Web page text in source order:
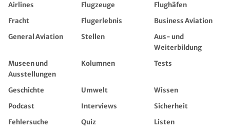
Airlines Flugzeuge
Flughäfen
Fracht
Flugerlebnis
Business Aviation
General Aviation
Stellen
Aus- und
Weiterbildung
Museen und
Ausstellungen
Kolumnen Tests
Geschichte Umwelt
Wissen
Podcast
Interviews
Sicherheit
Fehlersuche
Quiz
Listen